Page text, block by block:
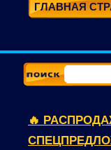
ГЛАВНАЯ
🔥